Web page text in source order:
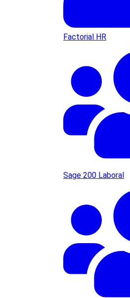
Factorial HR
Sage 200 Laboral